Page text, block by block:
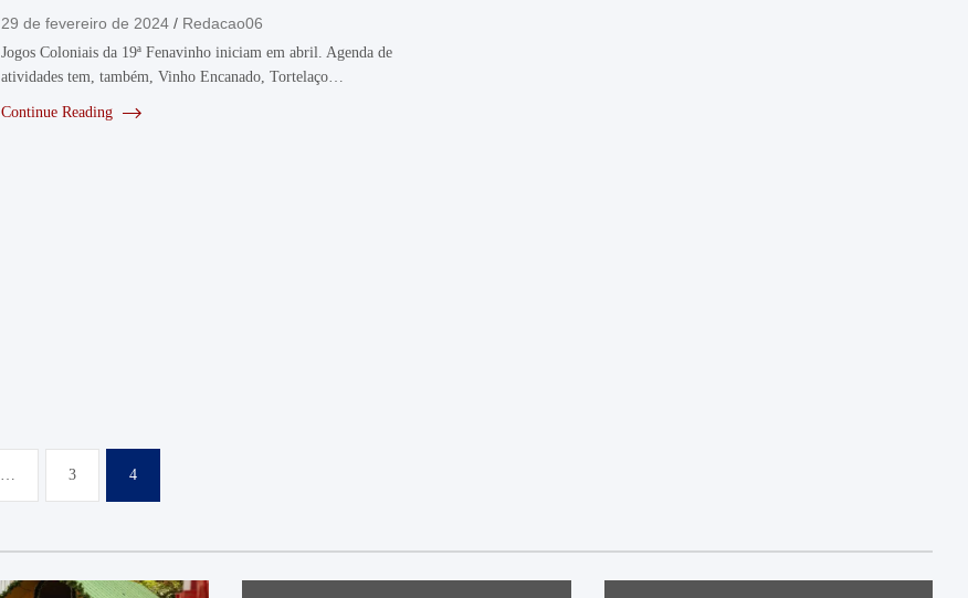
29 de fevereiro de 2024 Redacao06
Jogos Coloniais da 19ª Fenavinho iniciam em abril. Agenda de
atividades tem, também, Vinho Encanado, Tortelaço…
Continue Reading
3 4